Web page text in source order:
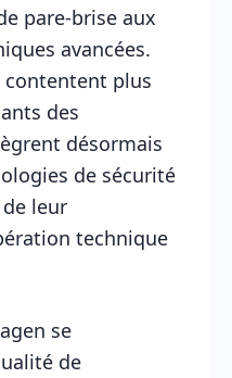
pare-brise aux
avancées.
contentent plus
des
désormais
de sécurité
leur
technique
se
de